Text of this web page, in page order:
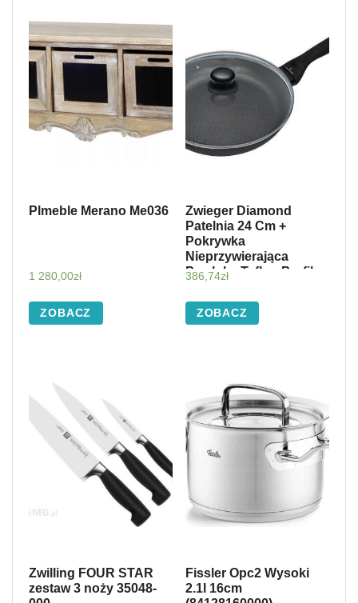
Plmeble Merano Me036
1 280,00zł
ZOBACZ
Zwieger Diamond
Patelnia 24 Cm +
Pokrywka
Nieprzywierająca
Powłoka Teflon Profile
(Zwdia7)
386,74zł
ZOBACZ
Zwilling FOUR STAR
zestaw 3 noży 35048-
Fissler Opc2 Wysoki
2.1l 16cm